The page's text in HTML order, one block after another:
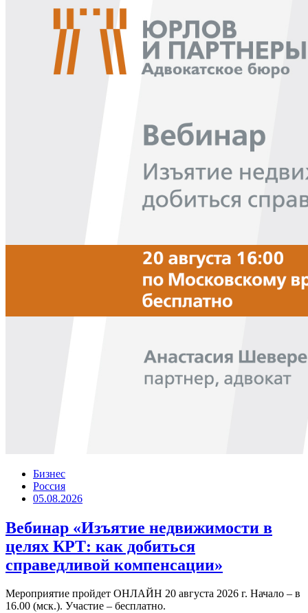
Бизнес
Россия
05.08.2026
Вебинар «Изъятие недвижимости в
целях КРТ: как добиться
справедливой компенсации»
Мероприятие пройдет ОНЛАЙН 20 августа 2026 г. Начало – в
16.00 (мск.). Участие – бесплатно.